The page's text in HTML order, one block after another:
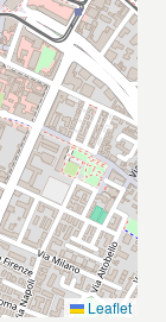
Leaflet